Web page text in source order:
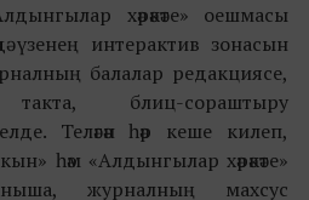
хәрәкәте» оешмасы
үзенең интерактив зонасын
балалар редакциясе,
блиц-сораштыру
Теләгән һәр кеше килеп,
» һәм «Алдынгылар хәрәкәте»
журналның махсус